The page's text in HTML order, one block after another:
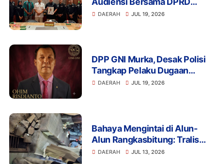
Provinsi Banten Bahas
DAERAH JUL 19, 2026
DPP GNI Murka, Desak Polisi
Tangkap Pelaku Dugaan
Intimidasi dan
DAERAH JUL 19, 2026
Bahaya Mengintai di Alun-
Alun Rangkasbitung: Tralis
Drainase Rusak Picu Banyak
DAERAH JUL 13, 2026